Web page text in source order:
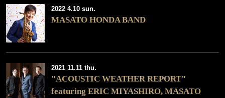
2022 4.10 sun.
MASATO HONDA BAND
2021 11.11 thu.
"ACOUSTIC WEATHER REPORT"
featuring ERIC MIYASHIRO, MASATO